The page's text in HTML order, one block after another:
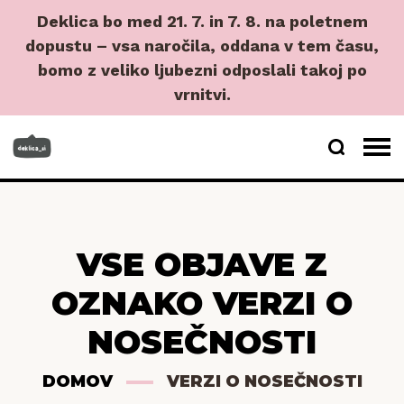
Deklica bo med 21. 7. in 7. 8. na poletnem
dopustu – vsa naročila, oddana v tem času,
bomo z veliko ljubezni odposlali takoj po
vrnitvi.
VSE OBJAVE Z
OZNAKO VERZI O
NOSEČNOSTI
DOMOV VERZI O NOSEČNOSTI